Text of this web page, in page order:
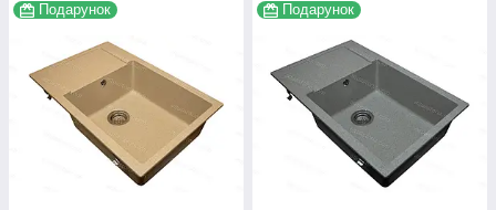
Подарунок Подарунок